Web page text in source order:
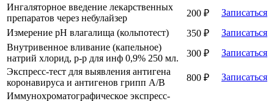
Ингаляторное введение лекарственных
препаратов через небулайзер
200 ₽
Записаться
Измерение pH влагалища (кольпотест)
350 ₽
Записаться
Внутривенное вливание (капельное)
натрий хлорид, р-р для инф 0,9% 250 мл.
300 ₽
Записаться
Экспресс-тест для выявления антигена
коронавируса и антигенов грипп А/В
800 ₽
Записаться
Иммунохроматографическое экспресс-